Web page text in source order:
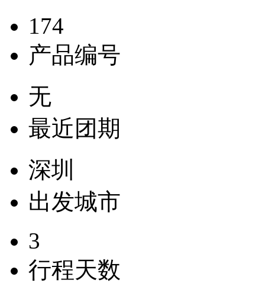
174
产品编号
无
最近团期
深圳
出发城市
3
行程天数